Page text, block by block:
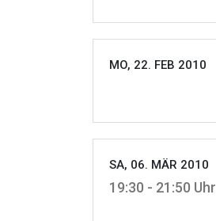
MO, 22. FEB 2010
SA, 06. MÄR 2010
19:30 - 21:50 Uhr